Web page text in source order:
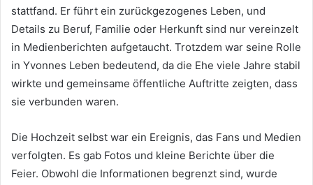
stattfand. Er führt ein zurückgezogenes Leben, und
Details zu Beruf, Familie oder Herkunft sind nur vereinzelt
in Medienberichten aufgetaucht. Trotzdem war seine Rolle
in Yvonnes Leben bedeutend, da die Ehe viele Jahre stabil
wirkte und gemeinsame öffentliche Auftritte zeigten, dass
sie verbunden waren.
Die Hochzeit selbst war ein Ereignis, das Fans und Medien
verfolgten. Es gab Fotos und kleine Berichte über die
Feier. Obwohl die Informationen begrenzt sind, wurde